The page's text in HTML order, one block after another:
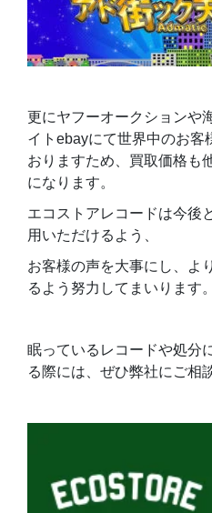
更にヤフーオークションや
イトebayにて世界中のお客
おりますため、買取価格も
になります。
エコストアレコードは今後
用いただけるよう、
お客様の声を大事にし、よ
るよう努力してまいります。
眠っているレコードや処分
る際には、ぜひ弊社にご相